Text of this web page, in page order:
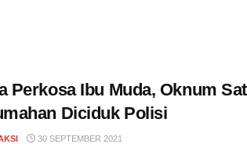
Perkosa Ibu Muda, Oknum
Diciduk Polisi
30 SEPTEMBER 2021